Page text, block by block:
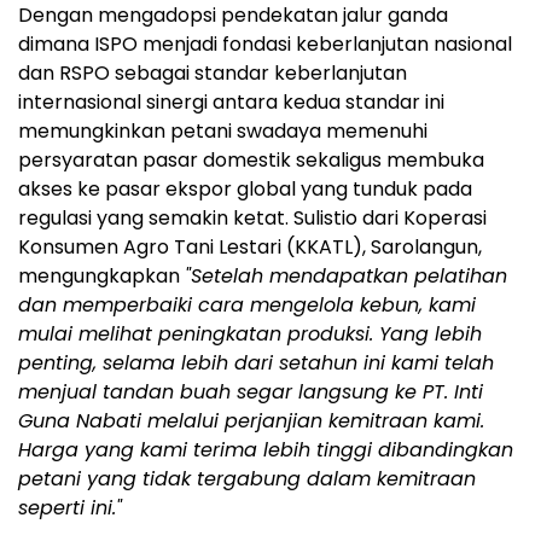
Dengan mengadopsi pendekatan jalur ganda
dimana ISPO menjadi fondasi keberlanjutan nasional
dan RSPO sebagai standar keberlanjutan
internasional sinergi antara kedua standar ini
memungkinkan petani swadaya memenuhi
persyaratan pasar domestik sekaligus membuka
akses ke pasar ekspor global yang tunduk pada
regulasi yang semakin ketat. Sulistio dari Koperasi
Konsumen Agro Tani Lestari (KKATL), Sarolangun,
mengungkapkan "Setelah mendapatkan pelatihan
dan memperbaiki cara mengelola kebun, kami
mulai melihat peningkatan produksi. Yang lebih
penting, selama lebih dari setahun ini kami telah
menjual tandan buah segar langsung ke PT. Inti
Guna Nabati melalui perjanjian kemitraan kami.
Harga yang kami terima lebih tinggi dibandingkan
petani yang tidak tergabung dalam kemitraan
seperti ini."